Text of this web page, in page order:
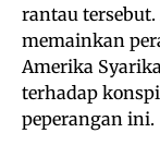
rantau
memainkan
Amerika
terhadap
peperangan ini.